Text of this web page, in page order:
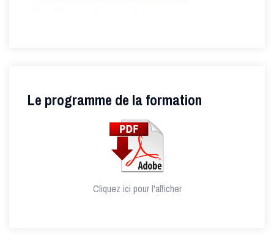
Le programme de la formation
Cliquez ici pour l'afficher